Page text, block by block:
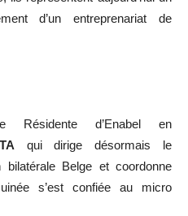
d’un entreprenariat de
Résidente d’Enabel en
qui dirige désormais le
bilatérale Belge et coordonne
s’est confiée au micro